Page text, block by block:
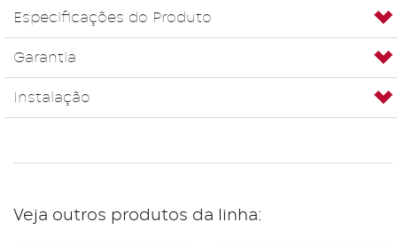
Especificações do Produto
Garantia
Instalação
Veja outros produtos da linha: